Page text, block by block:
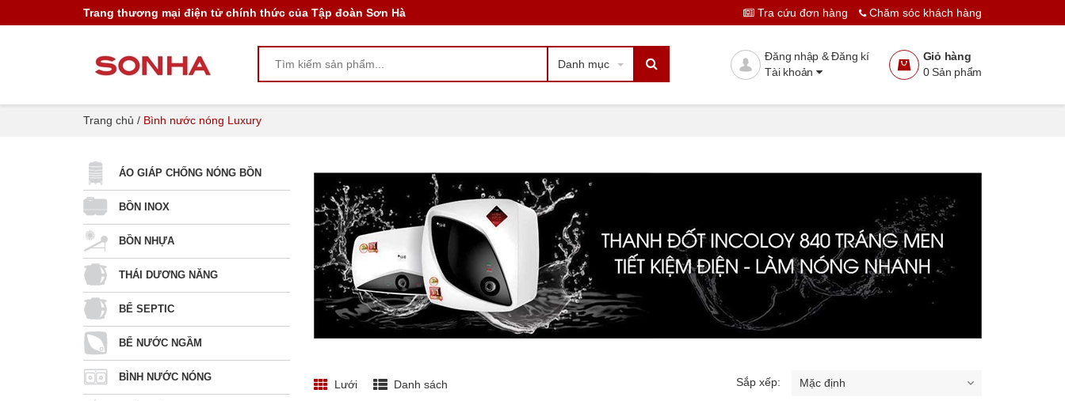
Trang thương mại điện tử chính thức của Tập đoàn Sơn Hà Tra cứu đơn hàng Chăm sóc khách hàng
Danh mục
Giỏ hàng
0Sản phẩm
Đăng nhập & Đăng kí
Tài khoản
Trang chủ / Bình nước nóng Luxury
Lưới Danh sách Sắp xếp:
ÁO GIÁP CHỐNG NÓNG BỒN
BỒN INOX
BỒN NHỰA
THÁI DƯƠNG NĂNG
BỂ SEPTIC
BỂ NƯỚC NGẦM
BÌNH NƯỚC NÓNG